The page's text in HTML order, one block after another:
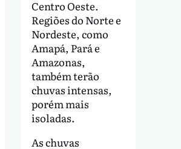
Centro Oeste.
Regiões do Norte e
Nordeste, como
Amapá, Pará e
Amazonas,
também terão
chuvas intensas,
porém mais
isoladas.
As chuvas